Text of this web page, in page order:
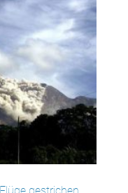
gestrichen